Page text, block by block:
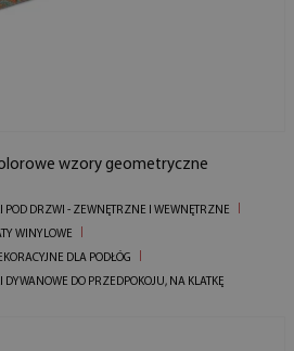
wzory geometryczne
POD DRZWI - ZEWNĘTRZNE I WEWNĘTRZNE
WINYLOWE
DLA PODŁÓG
DYWANOWE DO PRZEDPOKOJU, NA KLATKĘ